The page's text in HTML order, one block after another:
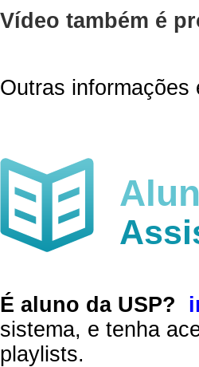
Vídeo também é
Outras informações
É aluno da USP?
sistema, e tenha
playlists.